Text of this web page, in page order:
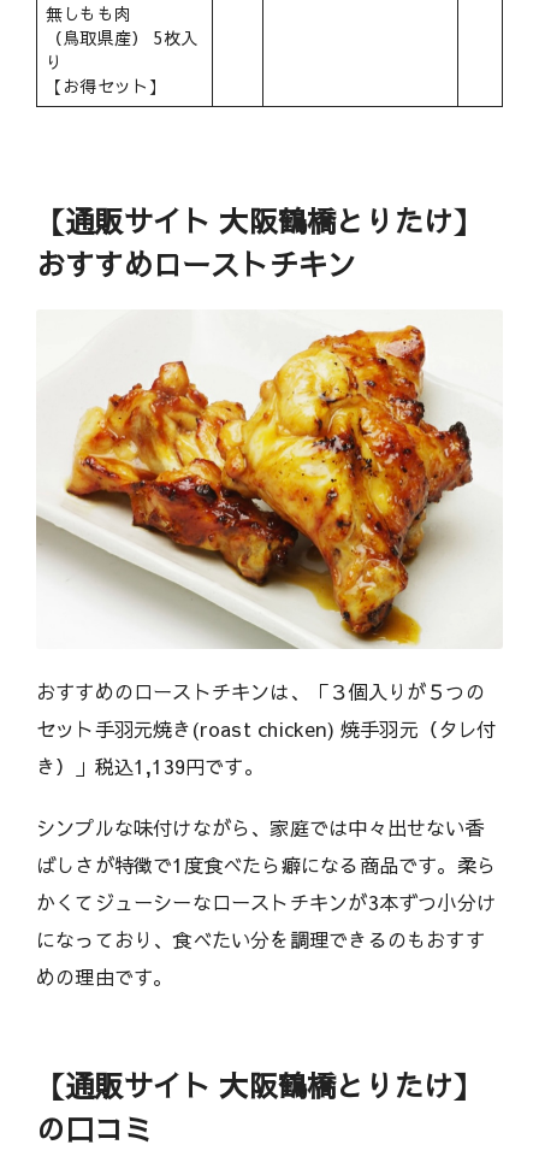
無しもも肉
（鳥取県産） 5枚入
り
【お得セット】
【通販サイト 大阪鶴橋とりたけ】
おすすめローストチキン
おすすめのローストチキンは、「３個入りが５つの
セット手羽元焼き(roast chicken) 焼手羽元（タレ付
き）」税込1,139円です。
シンプルな味付けながら、家庭では中々出せない香
ばしさが特徴で1度食べたら癖になる商品です。柔ら
かくてジューシーなローストチキンが3本ずつ小分け
になっており、食べたい分を調理できるのもおすす
めの理由です。
【通販サイト 大阪鶴橋とりたけ】
の口コミ